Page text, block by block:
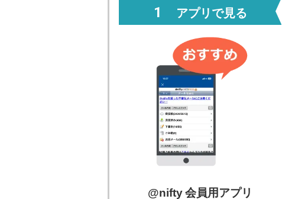
1 アプリで見る
@nifty 会員用アプリ